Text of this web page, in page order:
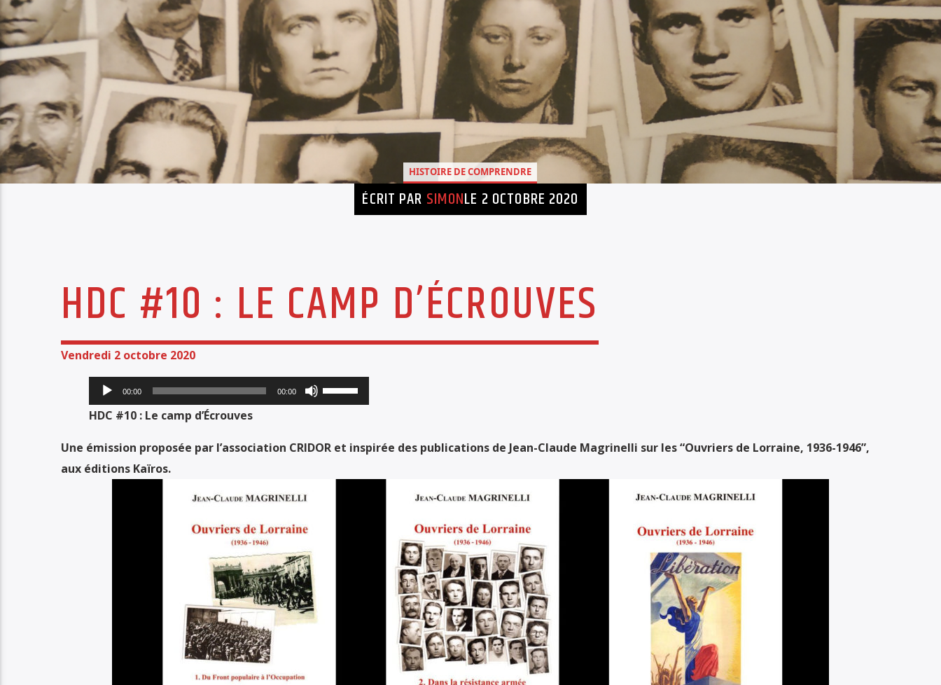
HISTOIRE DE COMPRENDRE
ÉCRIT PAR SIMONLE 2 OCTOBRE 2020
HDC #10 : LE CAMP D’ÉCROUVES
Vendredi 2 octobre 2020
Lecteur
audio
00:00 00:00
Utilisez
les
haut/bas
HDC #10 : Le camp d’Écrouves
Une émission proposée par l’association CRIDOR et inspirée des publications de Jean-Claude Magrinelli sur les “Ouvriers de Lorraine, 1936-1946”,
aux éditions Kaïros.